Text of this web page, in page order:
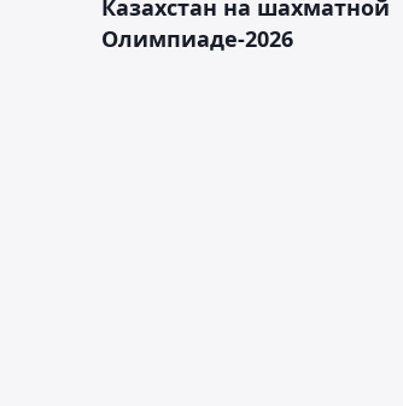
Казахстан на шахматной
Олимпиаде-2026